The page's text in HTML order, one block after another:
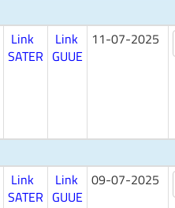
Link
SATER
Link
GUUE
11-07-2025
Link
SATER
Link
GUUE
09-07-2025